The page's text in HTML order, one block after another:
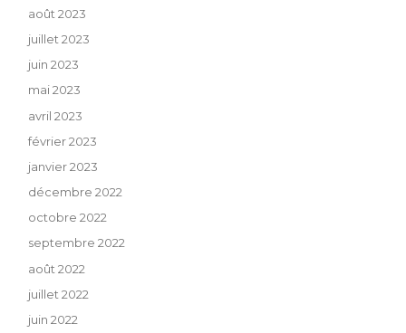
août 2023
juillet 2023
juin 2023
mai 2023
avril 2023
février 2023
janvier 2023
décembre 2022
octobre 2022
septembre 2022
août 2022
juillet 2022
juin 2022